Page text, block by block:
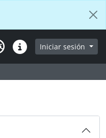
Enlaces rápidos
Iniciar sesión
e Colonização., 1897
Colonização., 1890
Colonização., 1887
do Castelo., 1892 - 1893
- 1859
- 1857
- 1858
- 1858